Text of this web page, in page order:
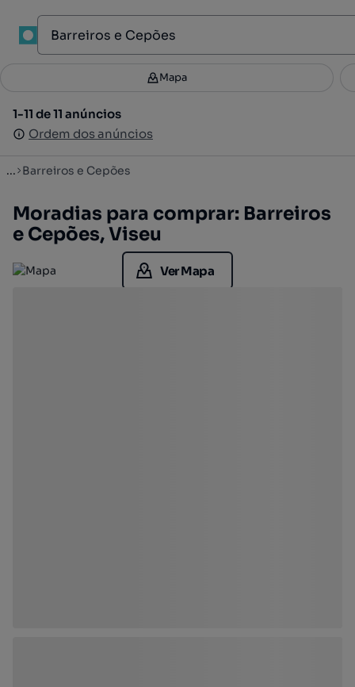
Filtros 2
1-11 de 11 anúncios
Ordem dos anúncios
Mapa
1-11 de 11 anúncios
Ordem dos anúncios
... Barreiros e Cepões
Moradias para comprar: Barreiros
e Cepões, Viseu
Ver Mapa